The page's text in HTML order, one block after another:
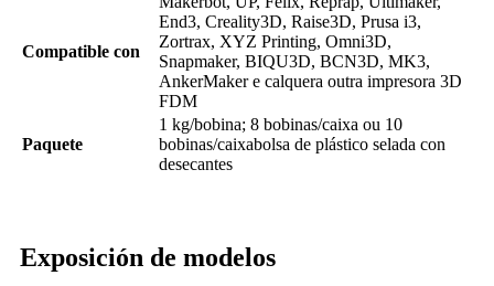
Compatible con
End3, Creality3D, Raise3D, Prusa i3,
Zortrax, XYZ Printing, Omni3D,
Snapmaker, BIQU3D, BCN3D, MK3,
AnkerMaker e calquera outra impresora 3D
FDM
Paquete
1 kg/bobina; 8 bobinas/caixa ou 10
bobinas/caixabolsa de plástico selada con
desecantes
Exposición de modelos